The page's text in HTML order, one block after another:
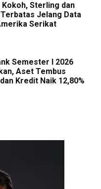
Sterling dan
Jelang Data
Serikat
Semester I 2026
Aset Tembus
Kredit Naik 12,80%